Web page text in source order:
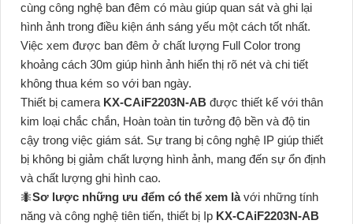
cùng công nghệ ban đêm có màu giúp quan sát và ghi lại
hình ảnh trong điều kiện ánh sáng yếu một cách tốt nhất.
Việc xem được ban đêm ở chất lượng Full Color trong
khoảng cách 30m giúp hình ảnh hiển thị rõ nét và chi tiết
không thua kém so với ban ngày.
Thiết bị camera KX-CAiF2203N-AB được thiết kế với thân
kim loại chắc chắn, Hoàn toàn tin tưởng độ bền và độ tin
cậy trong việc giám sát. Sự trang bị công nghệ IP giúp thiết
bị không bị giảm chất lượng hình ảnh, mang đến sự ổn định
và chất lượng ghi hình cao.
🐜Sơ lược những ưu đểm có thể xem làvới những tính
năng và công nghệ tiên tiến, thiết bị Ip KX-CAiF2203N-AB